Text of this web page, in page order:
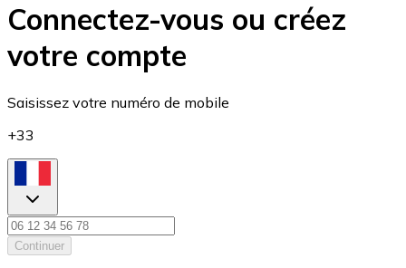
Connectez-vous ou créez
votre compte
Saisissez votre numéro de mobile
+33
Continuer